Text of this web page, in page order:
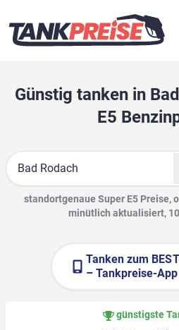
Günstig tanken in
E5
Suche
standortgenaue Super E5 Preise,
minütlich aktualisiert,
Tanken zum
– Tankpreise-
günstigste